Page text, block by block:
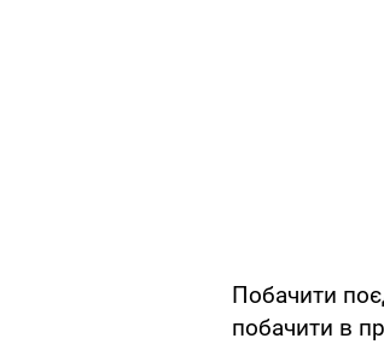
Побачити
побачити в